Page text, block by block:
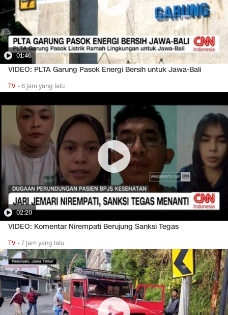
01:46
VIDEO: PLTA Garung Pasok Energi Bersih untuk Jawa-Bali
TV •6 jam yang lalu
02:20
VIDEO: Komentar Nirempati Berujung Sanksi Tegas
TV •7 jam yang lalu